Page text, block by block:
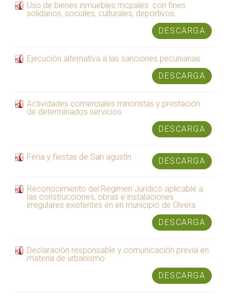
Uso de bienes inmuebles mcpales. con fines
solidarios, sociales, culturales, deportivos..
DESCARGA
Ejecución alternativa a las sanciones pecuniarias
DESCARGA
Actividades comerciales minoristas y prestación
de determinados servicios
DESCARGA
Feria y fiestas de San agustín DESCARGA
Reconocimiento del Régimen Jurídico aplicable a
las construcciones, obras e instalaciones
irregulares existentes en en municipio de Olvera
DESCARGA
Declaración responsable y comunicación previa en
materia de urbanismo
DESCARGA